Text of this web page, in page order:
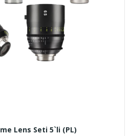
Lens Seti 5`li (PL)